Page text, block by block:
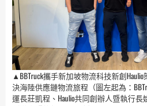
▲BBTruck攜手新加坡物流科技新創
決海陸供應鏈物流旅程（圖左起為：
運長莊凱程、Haulio共同創辦人暨執行長